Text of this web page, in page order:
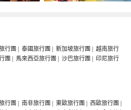
行團 | 泰國旅行團 | 新加坡旅行團 | 越南旅行
團 | 馬來西亞旅行團 | 沙巴旅行團 | 印尼旅行
行團 | 南非旅行團 | 東歐旅行團 | 西歐旅行團 |